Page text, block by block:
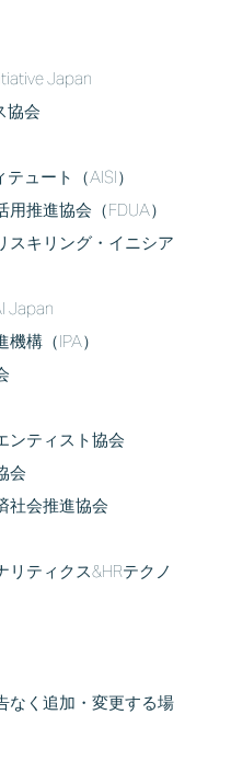
Japan
協会
ュート（AISI）
推進協会（FDUA）
スキリング・イニシア
Japan
構（IPA）
ンティスト協会
会
社会推進協会
ティクス&HRテクノ
く追加・変更する場